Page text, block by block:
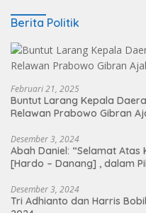
Berita Politik
Februari 21, 2025
Buntut Larang Kepala
Relawan Prabowo Gibran
Desember 3, 2024
Abah Daniel: “Selamat Atas
[Hardo – Danang] , dalam
Desember 3, 2024
Tri Adhianto dan Harris